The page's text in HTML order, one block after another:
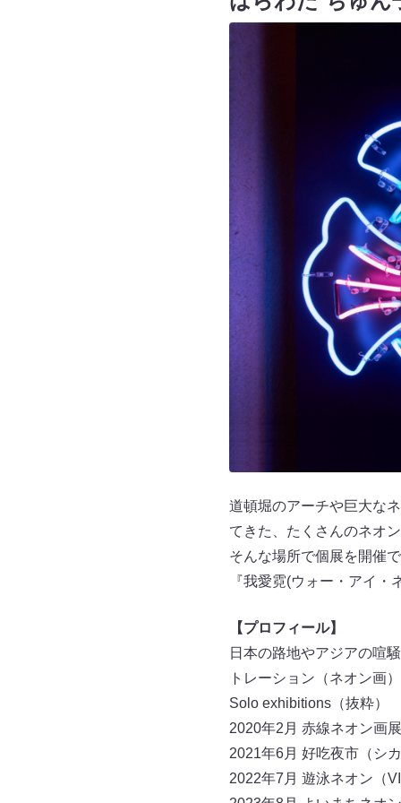
道頓堀のアーチや巨大な
てきた、たくさんのネオ
そんな場所で個展を開催
『我愛霓(ウォー・アイ
【プロフィール】
日本の路地やアジアの喧
トレーション（ネオン画
Solo exhibitions（抜粋）
2020年2月 赤線ネオン画
2021年6月 好吃夜市（シ
2022年7月 遊泳ネオン（